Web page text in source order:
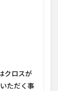
クロスが
ただく事